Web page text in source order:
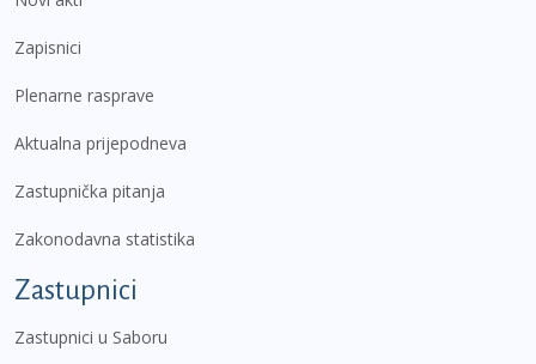
Zapisnici
Plenarne rasprave
Aktualna prijepodneva
Zastupnička pitanja
Zakonodavna statistika
Zastupnici
Zastupnici u Saboru